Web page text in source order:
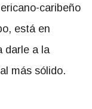
caribeño
está en
darle a la
más sólido.